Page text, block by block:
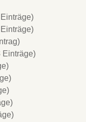
Einträge)